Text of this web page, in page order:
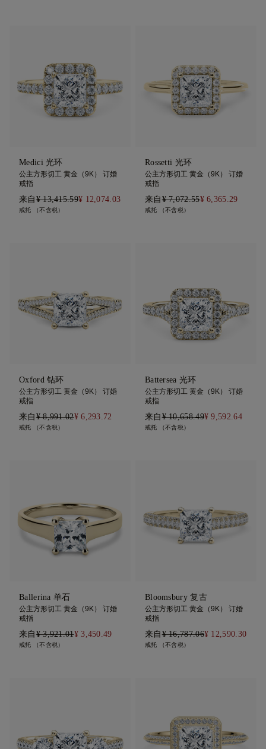
Medici 光环
公主方形切工 黄金（9K） 订婚
戒指
来自¥ 13,415.59¥ 12,074.03
戒托 （不含税）
Rossetti 光环
公主方形切工 黄金（9K） 订婚
戒指
来自¥ 7,072.55¥ 6,365.29
戒托 （不含税）
Oxford 钻环
公主方形切工 黄金（9K） 订婚
戒指
来自¥ 8,991.02¥ 6,293.72
戒托 （不含税）
Battersea 光环
公主方形切工 黄金（9K） 订婚
戒指
来自¥ 10,658.49¥ 9,592.64
戒托 （不含税）
Ballerina 单石
公主方形切工 黄金（9K） 订婚
戒指
来自¥ 3,921.01¥ 3,450.49
戒托 （不含税）
Bloomsbury 复古
公主方形切工 黄金（9K） 订婚
戒指
来自¥ 16,787.06¥ 12,590.30
戒托 （不含税）